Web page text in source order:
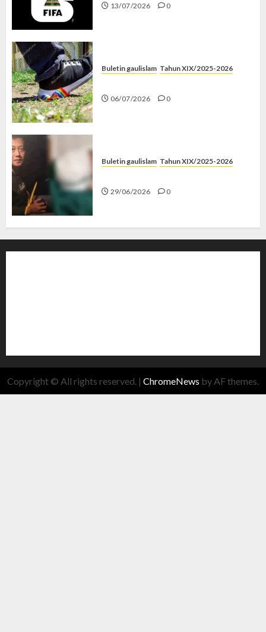
13/07/2026 0
Buletin gaulislam Tahun XIX/2025-2026
06/07/2026 0
Buletin gaulislam Tahun XIX/2025-2026
29/06/2026 0
Copyright © All rights reserved. | ChromeNews by AF themes.